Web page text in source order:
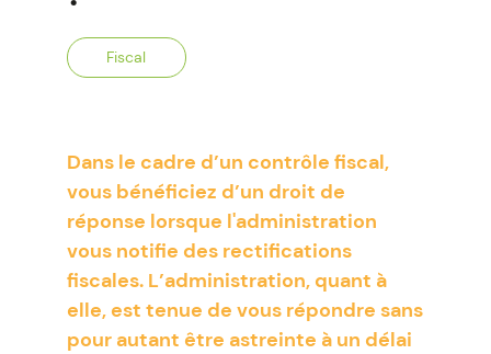
Fiscal
Dans le cadre d’un contrôle fiscal,
vous bénéficiez d’un droit de
réponse lorsque l'administration
vous notifie des rectifications
fiscales. L’administration, quant à
elle, est tenue de vous répondre sans
pour autant être astreinte à un délai